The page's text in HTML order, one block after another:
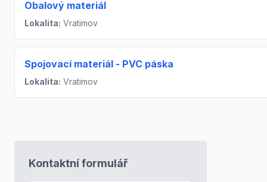
Obalový materiál
Lokalita: Vratimov
Spojovací materiál - PVC páska
Lokalita: Vratimov
Kontaktní formulář